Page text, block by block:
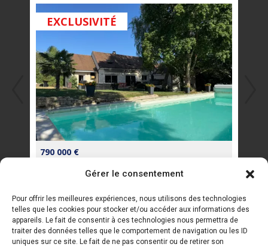
Gérer le consentement
Pour offrir les meilleures expériences, nous utilisons des technologies
telles que les cookies pour stocker et/ou accéder aux informations des
appareils. Le fait de consentir à ces technologies nous permettra de
traiter des données telles que le comportement de navigation ou les ID
uniques sur ce site. Le fait de ne pas consentir ou de retirer son
dans
fenêtre
dans
une
fenêtre
s'ouvre
dans
nouvelle
fenêtre
EXCLUSIVITÉ
790 000 €
Liens rapides
Maison à vendre